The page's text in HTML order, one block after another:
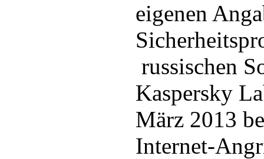
eigenen
russischen
Kaspersky
März 2013
Internet-